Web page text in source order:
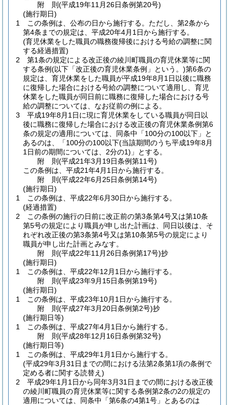
附 則(平成19年11月26日条例第20号)
(施行期日)
1
この条例は、公布の日から施行する。 ただし、第2条から
第4条までの規定は、平成20年4月1日から施行する。
(育児休業をした職員の職務復帰後における号給の調整に関
する経過措置)
2
第1条の規定による改正後の綾川町職員の育児休業等に関
する条例(以下「改正後の育児休業条例」という。)第6条の
規定は、育児休業をした職員が平成19年8月1日以後に職務
に復帰した場合における号給の調整について適用し、育児
休業をした職員が同日前に職務に復帰した場合における号
給の調整については、なお従前の例による。
3
平成19年8月1日に現に育児休業をしている職員が同日以
後に職務に復帰した場合における改正後の育児休業条例第6
条の規定の適用については、同条中「100分の100以下」と
あるのは、「100分の100以下(当該期間のうち平成19年8月
1日前の期間については、2分の1) 」とする。
附 則(平成21年3月19日条例第11号)
この条例は、平成21年4月1日から施行する。
附 則(平成22年6月25日条例第14号)
(施行期日)
1
この条例は、平成22年6月30日から施行する。
(経過措置)
2
この条例の施行の日前に改正前の第3条第4号又は第10条
第5号の規定により職員が申し出た計画は、同日以後は、そ
れぞれ改正後の第3条第4号又は第10条第5号の規定により
職員が申し出た計画とみなす。
附 則(平成22年11月26日条例第17号)抄
(施行期日)
1
この条例は、平成22年12月1日から施行する。
附 則(平成23年9月15日条例第19号)
(施行期日)
1
この条例は、平成23年10月1日から施行する。
附 則(平成27年3月20日条例第2号)抄
(施行期日等)
1
この条例は、平成27年4月1日から施行する。
附 則(平成28年12月16日条例第32号)
(施行期日等)
1
この条例は、平成29年1月1日から施行する。
(平成29年3月31日までの間における法第2条第1項の条例で
定める者に関する読替え)
2
平成29年1月1日から同年3月31日までの間における改正後
の綾川町職員の育児休業等に関する条例第2条の2の規定の
適用については、同条中「第6条の4第1号」とあるのは